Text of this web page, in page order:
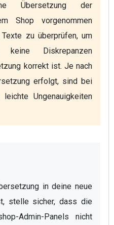
Übersetzung der
Shop vorgenommen
zu überprüfen, um
keine Diskrepanzen
korrekt ist. Je nach
erfolgt, sind bei
Ungenauigkeiten
in deine neue
stelle sicher, dass die
Admin-Panels nicht